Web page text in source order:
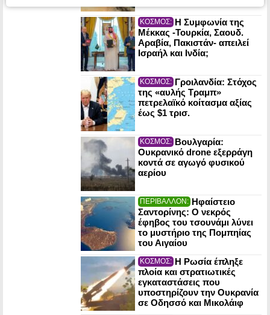
ΚΟΣΜΟΣ: Η Συμφωνία της
Μέκκας -Τουρκία, Σαουδ.
Αραβία, Πακιστάν- απειλεί
Ισραήλ και Ινδία;
ΚΟΣΜΟΣ: Γροιλανδία: Στόχος
της «αυλής Τραμπ»
πετρελαϊκό κοίτασμα αξίας
έως $1 τρισ.
ΚΟΣΜΟΣ: Βουλγαρία:
Ουκρανικό drone εξερράγη
κοντά σε αγωγό φυσικού
αερίου
ΠΕΡΙΒΑΛΛΟΝ: Ηφαίστειο
Σαντορίνης: Ο νεκρός
έφηβος του τσουνάμι λύνει
το μυστήριο της Πομπηίας
του Αιγαίου
ΚΟΣΜΟΣ: Η Ρωσία έπληξε
πλοία και στρατιωτικές
εγκαταστάσεις που
υποστηρίζουν την Ουκρανία
σε Οδησσό και Μικολάιφ